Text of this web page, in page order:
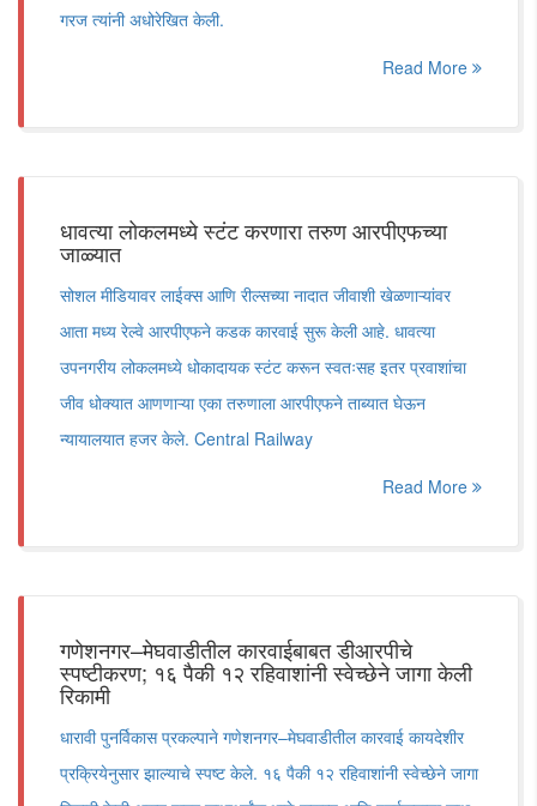
गरज त्यांनी अधोरेखित केली.
Read More
धावत्या लोकलमध्ये स्टंट करणारा तरुण आरपीएफच्या
जाळ्यात
सोशल मीडियावर लाईक्स आणि रील्सच्या नादात जीवाशी खेळणाऱ्यांवर
आता मध्य रेल्वे आरपीएफने कडक कारवाई सुरू केली आहे. धावत्या
उपनगरीय लोकलमध्ये धोकादायक स्टंट करून स्वतःसह इतर प्रवाशांचा
जीव धोक्यात आणणाऱ्या एका तरुणाला आरपीएफने ताब्यात घेऊन
न्यायालयात हजर केले. Central Railway
Read More
गणेशनगर–मेघवाडीतील कारवाईबाबत डीआरपीचे
स्पष्टीकरण; १६ पैकी १२ रहिवाशांनी स्वेच्छेने जागा केली
रिकामी
धारावी पुनर्विकास प्रकल्पाने गणेशनगर–मेघवाडीतील कारवाई कायदेशीर
प्रक्रियेनुसार झाल्याचे स्पष्ट केले. १६ पैकी १२ रहिवाशांनी स्वेच्छेने जागा